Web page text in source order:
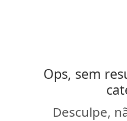
Ops, sem
Desculpe,